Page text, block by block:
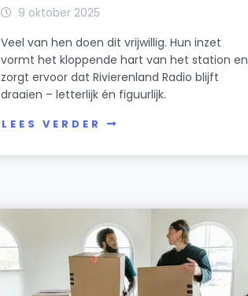
9 oktober 2025
Veel van hen doen dit vrijwillig. Hun inzet
vormt het kloppende hart van het station en
zorgt ervoor dat Rivierenland Radio blijft
draaien – letterlijk én figuurlijk.
LEES VERDER